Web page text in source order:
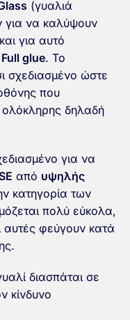
(γυαλιά
για να καλύψουν
για αυτό
glue. To
σχεδιασμένο ώστε
που
ολόκληρης δηλαδή
για να
από υψηλής
κατηγορία των
πολύ εύκολα,
αυτές φεύγουν κατά
διασπάται σε
κίνδυνο